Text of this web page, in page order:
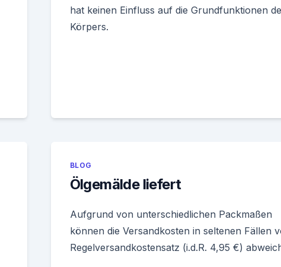
hat keinen Einfluss auf die Grundfunktionen
Körpers.
BLOG
Ölgemälde liefert
Aufgrund von unterschiedlichen Packmaßen
können die Versandkosten in seltenen Fällen
Regelversandkostensatz (i.d.R. 4,95 €)